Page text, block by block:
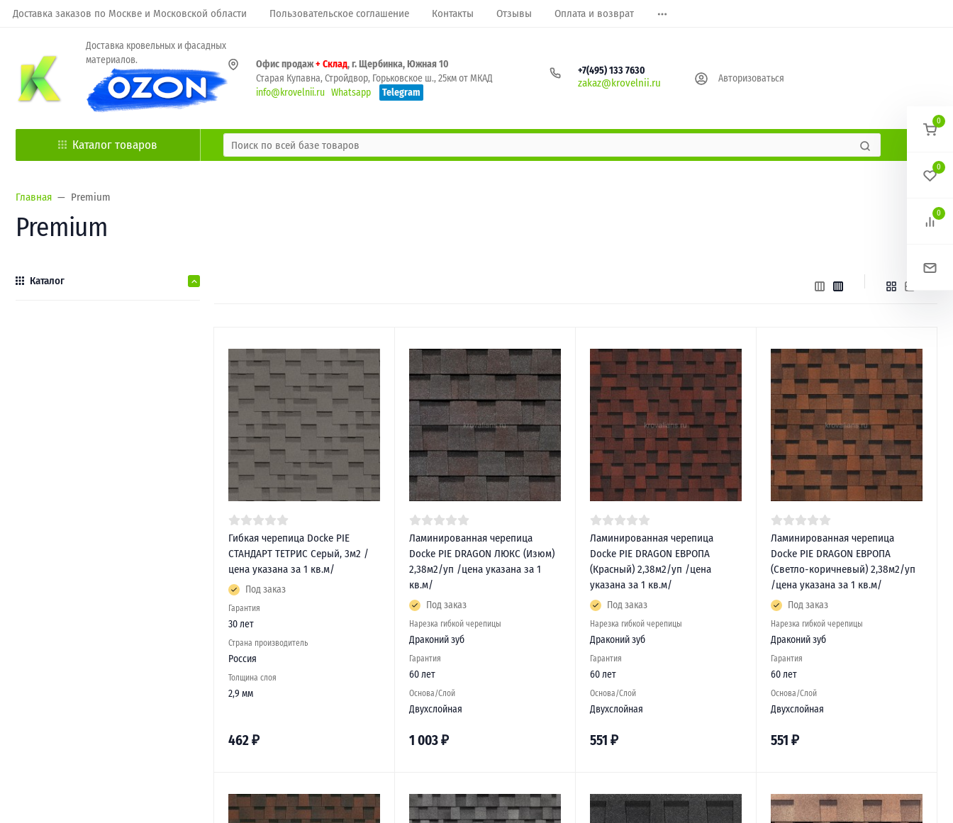
Доставка заказов по Москве и Московской области Пользовательское соглашение Контакты Отзывы Оплата и возврат
Доставка кровельных и фасадных
материалов.
Офис продаж+ Склад, г. Щербинка, Южная 10
Старая Купавна, Стройдвор, Горьковское ш., 25км от МКАД
info@krovelnii.ru Whatsapp Telegram
+7(495) 133 7630
zakaz@krovelnii.ru Авторизоваться
Каталог товаров
Главная Premium
Premium
Каталог
Гибкая черепица Docke PIE
СТАНДАРТ ТЕТРИС Серый, 3м2 /
цена указана за 1 кв.м/
Под заказ
Гарантия
30 лет
Страна производитель
Россия
Толщина слоя
2,9 мм
462₽
Ламинированная черепица
Docke PIE DRAGON ЛЮКС (Изюм)
2,38м2/уп /цена указана за 1
кв.м/
Под заказ
Нарезка гибкой черепицы
Драконий зуб
Гарантия
60 лет
Основа/Слой
Двухслойная
1 003₽
Ламинированная черепица
Docke PIE DRAGON ЕВРОПА
(Красный) 2,38м2/уп /цена
указана за 1 кв.м/
Под заказ
Нарезка гибкой черепицы
Драконий зуб
Гарантия
60 лет
Основа/Слой
Двухслойная
551 ₽
Ламинированная черепица
Docke PIE DRAGON ЕВРОПА
(Светло-коричневый) 2,38м2/уп
/цена указана за 1 кв.м/
Под заказ
Нарезка гибкой черепицы
Драконий зуб
Гарантия
60 лет
Основа/Слой
Двухслойная
551 ₽
0
0
0